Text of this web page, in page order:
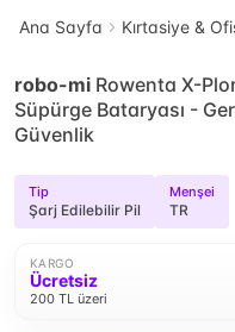
Ana Sayfa Kırtasiye &
robo-mi Rowenta X-
Süpürge Bataryası -
Güvenlik
Tip
Şarj Edilebilir Pil
Menşei
TR
KARGO
Ücretsiz
200 TL üzeri